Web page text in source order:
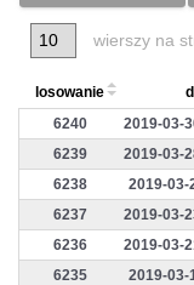
wierszy na
losowanie
6240
2019-03-
6239
2019-03-
6238
2019-03-
6237
2019-03-
6236
2019-03-
6235
2019-03-